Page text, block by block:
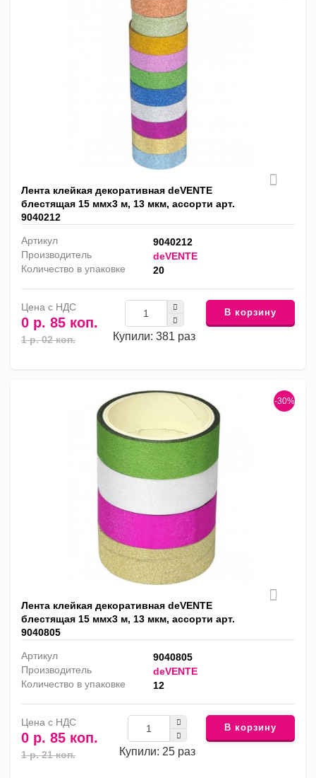
Лента клейкая декоративная deVENTE
блестящая 15 ммх3 м, 13 мкм, ассорти арт.
9040212
Артикул
9040212
Производитель
deVENTE
Количество в упаковке
20
Цена с НДС
0 р. 85 коп.
1 р. 02 коп. Купили: 381 раз
В корзину
-30%
Лента клейкая декоративная deVENTE
блестящая 15 ммх3 м, 13 мкм, ассорти арт.
9040805
Артикул
9040805
Производитель
deVENTE
Количество в упаковке
12
Цена с НДС
0 р. 85 коп.
1 р. 21 коп. Купили: 25 раз
В корзину